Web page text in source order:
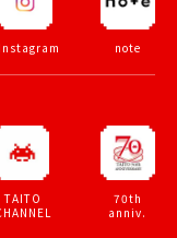
Instagram note
TAITO
70th
anniv.